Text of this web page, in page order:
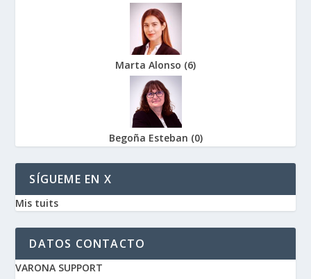
Marta Alonso (6)
Begoña Esteban (0)
SÍGUEME EN X
Mis tuits
DATOS CONTACTO
VARONA SUPPORT